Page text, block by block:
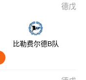
德戊
比勒费尔德B队